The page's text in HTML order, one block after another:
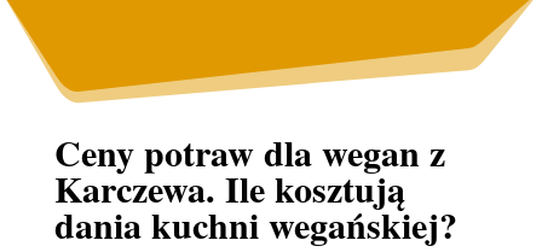
Ceny potraw dla wegan z
Karczewa. Ile kosztują
dania kuchni wegańskiej?